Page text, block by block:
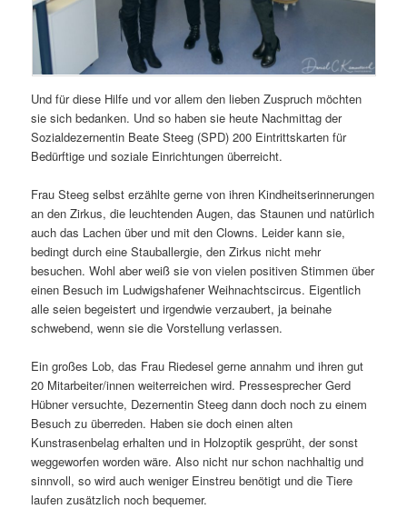
Und für diese Hilfe und vor allem den lieben Zuspruch möchten
sie sich bedanken. Und so haben sie heute Nachmittag der
Sozialdezernentin Beate Steeg (SPD) 200 Eintrittskarten für
Bedürftige und soziale Einrichtungen überreicht.
Frau Steeg selbst erzählte gerne von ihren Kindheitserinnerungen
an den Zirkus, die leuchtenden Augen, das Staunen und natürlich
auch das Lachen über und mit den Clowns. Leider kann sie,
bedingt durch eine Stauballergie, den Zirkus nicht mehr
besuchen. Wohl aber weiß sie von vielen positiven Stimmen über
einen Besuch im Ludwigshafener Weihnachtscircus. Eigentlich
alle seien begeistert und irgendwie verzaubert, ja beinahe
schwebend, wenn sie die Vorstellung verlassen.
Ein großes Lob, das Frau Riedesel gerne annahm und ihren gut
20 Mitarbeiter/innen weiterreichen wird. Pressesprecher Gerd
Hübner versuchte, Dezernentin Steeg dann doch noch zu einem
Besuch zu überreden. Haben sie doch einen alten
Kunstrasenbelag erhalten und in Holzoptik gesprüht, der sonst
weggeworfen worden wäre. Also nicht nur schon nachhaltig und
sinnvoll, so wird auch weniger Einstreu benötigt und die Tiere
laufen zusätzlich noch bequemer.